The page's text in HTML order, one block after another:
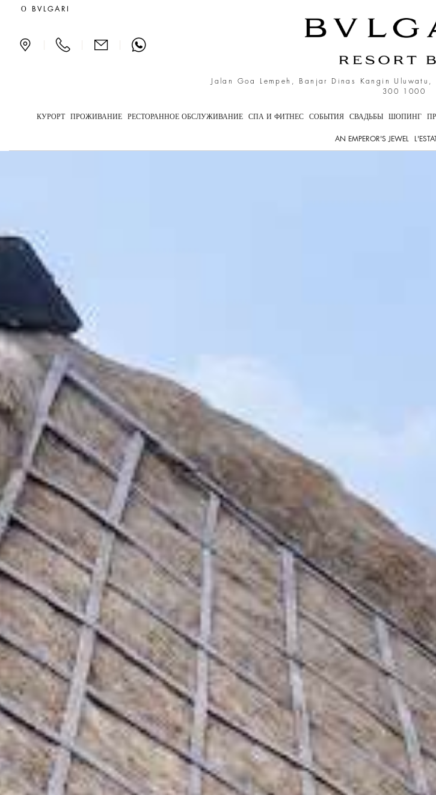
Виллы класса люкс на Бали, Premier
О BVLGARI
Jalan Goa Lempeh, Banjar Dinas Kangin
300 1000
КУРОРТ ПРОЖИВАНИЕ РЕСТОРАННОЕ ОБСЛУЖИВАНИЕ СПА И ФИТНЕС СОБЫТИЯ СВАДЬБЫ ШОПИНГ
AN EMPEROR'S JEWEL